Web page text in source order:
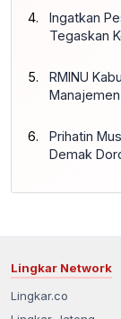
Ingatkan
Tegaskan
RMINU
Prihatin
Demak
Lingkar Network
Lingkar.co